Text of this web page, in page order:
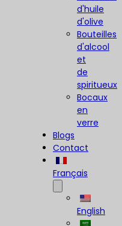
d'huile
d'olive
Bouteilles
d'alcool
et
de
spiritueux
Bocaux
en
verre
Blogs
Contact
Français
English